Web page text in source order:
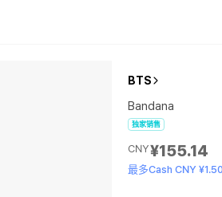
BTS
Bandana
独家销售
CNY¥155.14
最多Cash CNY